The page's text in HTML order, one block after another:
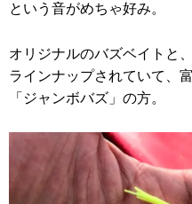
という音がめちゃ好み。
オリジナルのバズベイトと
ラインナップされていて、
「ジャンボバズ」の方。